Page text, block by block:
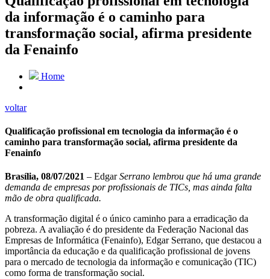
da informação é o caminho para
transformação social, afirma presidente
da Fenainfo
Home
voltar
Qualificação profissional em tecnologia da informação é o
caminho para transformação social, afirma presidente da
Fenainfo
Brasília, 08/07/2021 – EdgarSerrano lembrou que há uma grande
demanda de empresas por profissionais de TICs, mas ainda falta
mão de obra qualificada.
A transformação digital é o único caminho para a erradicação da
pobreza. A avaliação é do presidente da Federação Nacional das
Empresas de Informática (Fenainfo), Edgar Serrano, que destacou a
importância da educação e da qualificação profissional de jovens
para o mercado de tecnologia da informação e comunicação (TIC)
como forma de transformação social.